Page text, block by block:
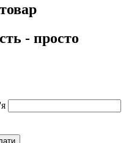
- просто